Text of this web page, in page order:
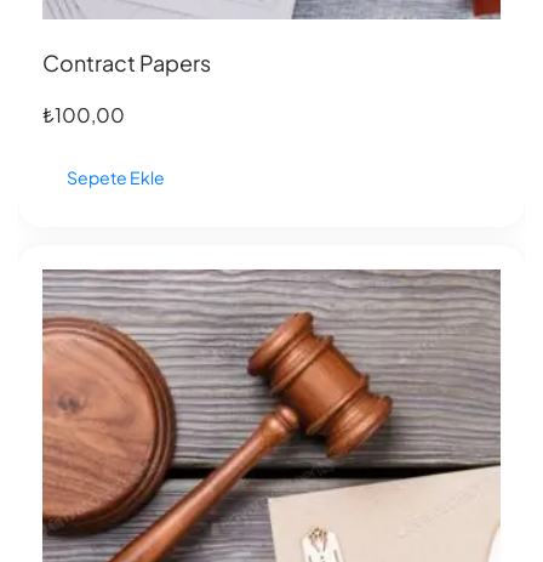
Contract Papers
₺100,00
Sepete Ekle